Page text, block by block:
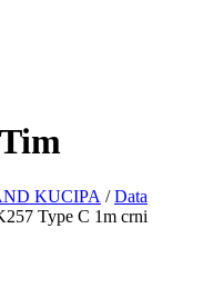
KUCIPA /Data
Type C 1m crni